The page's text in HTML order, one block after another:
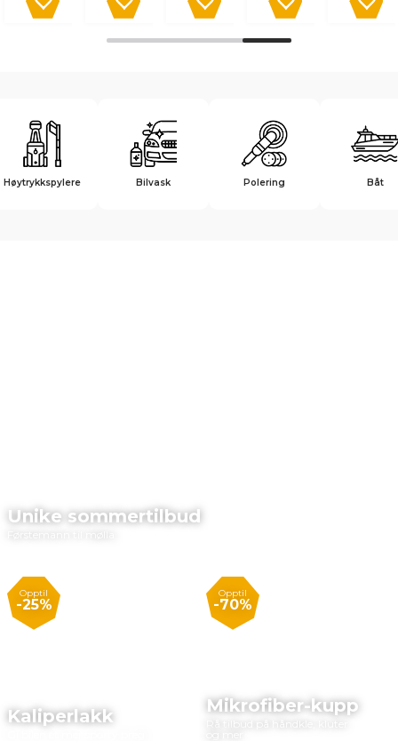
Høytrykkspylere Bilvask Polering Båt
Unike sommertilbud
Opptil
-25%
Kaliperlakk
Opptil
-70%
Mikrofiber-kupp